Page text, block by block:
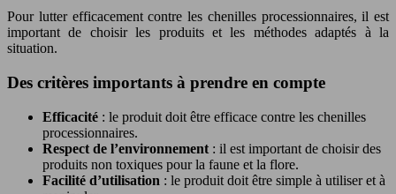
Pour lutter efficacement contre les chenilles processionnaires, il est
important de choisir les produits et les méthodes adaptés à la
situation.
Des critères importants à prendre en compte
Efficacité : le produit doit être efficace contre les chenilles
processionnaires.
Respect de l’environnement : il est important de choisir des
produits non toxiques pour la faune et la flore.
Facilité d’utilisation : le produit doit être simple à utiliser et à